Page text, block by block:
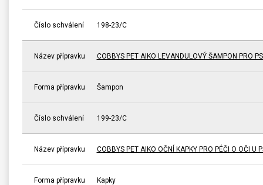
Číslo schválení 198-23/C
Název přípravku COBBYS PET AIKO LEVANDULOVÝ ŠAMPON PRO
Forma přípravku Šampon
Číslo schválení 199-23/C
Název přípravku COBBYS PET AIKO OČNÍ KAPKY PRO PÉČI O OČI U
Forma přípravku Kapky